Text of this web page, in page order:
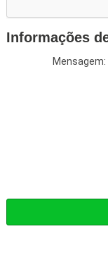
Informações
Mensagem: